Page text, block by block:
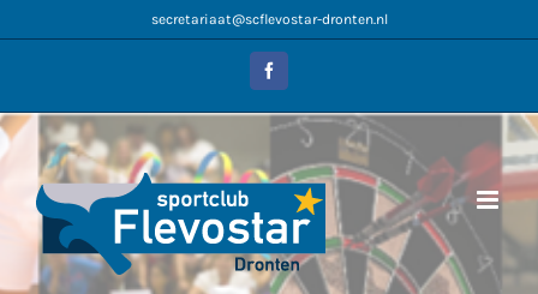
naar
secretariaat@scflevostar-dronten.nl
Facebook